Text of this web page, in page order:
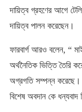
দায়িত্ব গ্রহণের আগে
দায়িত্ব পালন করেছেন।
ফারবার্গ আরও বলেন, “
অর্থনৈতিক ভিত্তি তৈরি
অগ্রগতি সম্পন্ন করেছে।
বিশেষ অবদান কে ধন্যবাদ